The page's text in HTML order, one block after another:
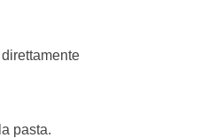
pasta.